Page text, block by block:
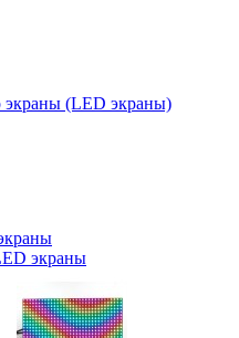
экраны (LED экраны)
экраны